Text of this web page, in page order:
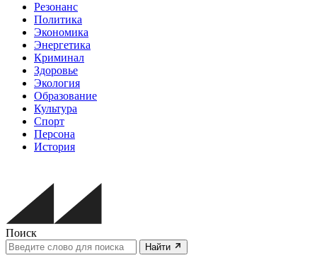
Резонанс
Политика
Экономика
Энергетика
Криминал
Здоровье
Экология
Образование
Культура
Спорт
Персона
История
Поиск
Найти